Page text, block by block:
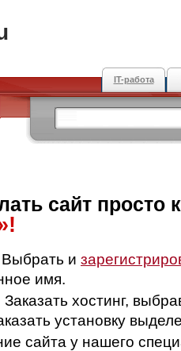
IT-работа
сайт просто
Выбрать и
имя.
Заказать хостинг,
установку
сайта у нашего